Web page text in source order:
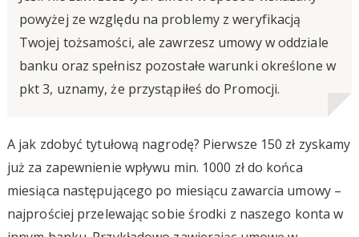
powyżej ze względu na problemy z weryfikacją
Twojej tożsamości, ale zawrzesz umowy w oddziale
banku oraz spełnisz pozostałe warunki określone w
pkt 3, uznamy, że przystąpiłeś do Promocji.
A jak zdobyć tytułową nagrodę? Pierwsze 150 zł zyskamy
już za zapewnienie wpływu min. 1000 zł do końca
miesiąca następującego po miesiącu zawarcia umowy –
najprościej przelewając sobie środki z naszego konta w